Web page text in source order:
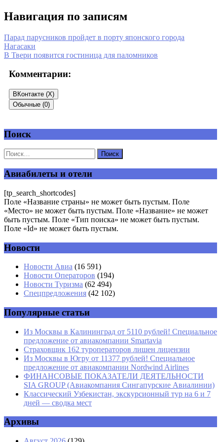
Навигация по записям
Парад парусников пройдет в порту японского города
Нагасаки
В Твери появится гостиница для паломников
Комментарии:
ВКонтакте (X)
Обычные (0)
Добавить комментарий
Ваш адрес email не будет опубликован.
Имя *
Email*
Поиск
Авиабилеты и отели
[tp_search_shortcodes]
Поле «Название страны» не может быть пустым. Поле
«Место» не может быть пустым. Поле «Название» не может
быть пустым. Поле «Тип поиска» не может быть пустым.
Поле «Id» не может быть пустым.
Новости
Новости Авиа (16 591)
Новости Операторов (194)
Новости Туризма (62 494)
Спецпредложения (42 102)
Популярные статьи
Из Москвы в Калининград от 5110 рублей! Специальное
предложение от авиакомпании Smartavia
Страховщик 162 туроператоров лишен лицензии
Из Москвы в Югру от 11377 рублей! Специальное
предложение от авиакомпании Nordwind Airlines
ФИНАНСОВЫЕ ПОКАЗАТЕЛИ ДЕЯТЕЛЬНОСТИ
SIA GROUP (Авиакомпания Сингапурские Авиалинии)
Классический Узбекистан, экскурсионный тур на 6 и 7
дней — сводка мест
Архивы